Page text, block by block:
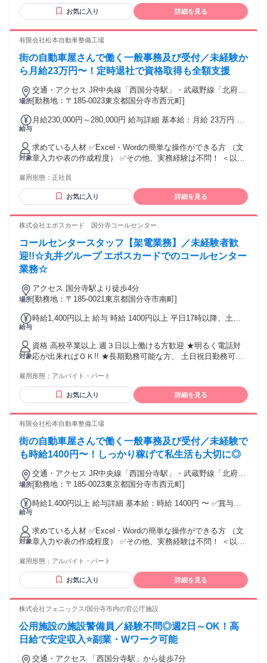
が好きな方 チームワークを大切にできる方 明るい対応ができ
る方 店舗運営に興味がある方 キャリアアップ可能 フリータ
お気に入り 詳細を見る
有限会社松本自動車整備工場
街の自動車屋さんで働く一般事務及び受付／未経験か
ら月給23万円〜！定時退社で資格取得も全額支援
場所
交通・アクセス JR中央線「西国分寺駅」・武蔵野線「北府中
駅」より徒歩12分
[勤務地：〒185-0023東京都国分寺市西元町]
給与
月給230,000円～280,000円 給与詳細 基本給：月給 23万円 〜
れる通勤・皆勤・家族手当金額：なし 全員に一律で支払われ
るその他手当金額：なし ✅賞与あり ✅昇給あり
対象
求めている人材 ✅Excel・Wordの簡単な操作ができる方 （文
章入力や表の作成程度） ✅その他、実務経験は不問！ ＜以下
車損害保険に関する業務経験ある方はさらに歓迎！ ・整理整
頓が得意な方 ・明るい対応ができる方 【こんな方にぴったり
です】 人と接することが好きな方 明るいあいさつや丁寧な対
方 家庭やプライベートと両立しながら働きたい方 地域に根ざ
も、受付対応もどちらもやってみたい方 お客様の大切な情報
を、責任感を持って丁寧に扱える方 【歓迎】 一般事務、受付
事務、営業事務などの経験がある方 接客、販売、電話対応な
どの経験がある方 自動車損害保険に関する業務経験をお持ち
の方 整理整頓が得意な方 年齢の条件と理由：あり（例外事由
1号・65歳未満（定年のため））
雇用形態： 正社員
お気に入り 詳細を見る
株式会社エポスカード 国分寺コールセンター
コールセンタースタッフ【架電業務】／未経験者歓
迎!!☆丸井グループ エポスカードでのコールセンター
業務☆
場所
アクセス 国分寺駅より徒歩4分
[勤務地：〒185-0021東京都国分寺市南町]
給与
時給1,400円以上 給与 時給 1400円以上 平日17時以降、土日
対象
資格 高校卒業以上 週３日以上働ける方歓迎 ★明るく電話対
応が出来ればＯＫ!! ★長期勤務可能な方、 土日祝日勤務可能
主婦（夫）・学生・フリーター歓迎
雇用形態： アルバイト・パート
お気に入り 詳細を見る
有限会社松本自動車整備工場
街の自動車屋さんで働く一般事務及び受付／未経験で
も時給1400円〜！しっかり稼げて私生活も大切に◎
場所
交通・アクセス JR中央線「西国分寺駅」・武蔵野線「北府中
駅」より徒歩12分
[勤務地：〒185-0023東京都国分寺市西元町]
給与
時給1,400円以上 給与詳細 基本給：時給 1400円 〜 ✅賞与あ
対象
求めている人材 ✅Excel・Wordの簡単な操作ができる方 （文
章入力や表の作成程度） ✅その他、実務経験は不問！ ＜以下
対応ができる方 【こんな方にぴったりです】 人と接すること
が好きな方 明るいあいさつや丁寧な対応ができる方 接客・販
売の経験を活かして事務に挑戦したい方 家庭やプライベート
く働きたい方 コツコツした事務作業も、受付対応もどちらも
に扱える方 【歓迎】 一般事務、受付事務、営業事務などの経
験がある方 接客、販売、電話対応などの経験がある方 自動車
雇用形態： アルバイト・パート
お気に入り 詳細を見る
株式会社フェニックス/国分寺市内の官公庁施設
公用施設の施設警備員／経験不問◎週2日～OK！高
日給で安定収入⭐副業・Wワーク可能
交通・アクセス 「⻄国分寺駅」から徒歩7分